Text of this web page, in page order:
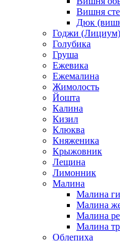
Вишня
Дюк
Годжи (Лициум)
Голубика
Груша
Ежевика
Ежемалина
Жимолость
Йошта
Калина
Кизил
Клюква
Княженика
Крыжовник
Лещина
Лимонник
Малина
Малина
Малина
Малина
Малина
Облепиха